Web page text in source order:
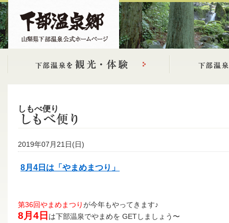
しもべ便り
2019年07月21日(日)
8月4日は「やまめまつり」
第36回やまめまつりが今年もやってきます♪
8月4日 は下部温泉でやまめを GETしましょう〜